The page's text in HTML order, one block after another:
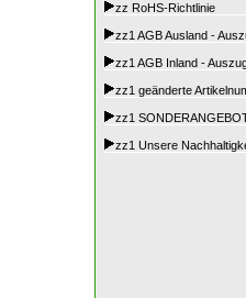
zz RoHS-Richtlinie
zz1 AGB Ausland -
zz1 AGB Inland -
zz1 geänderte
zz1
zz1 Unsere